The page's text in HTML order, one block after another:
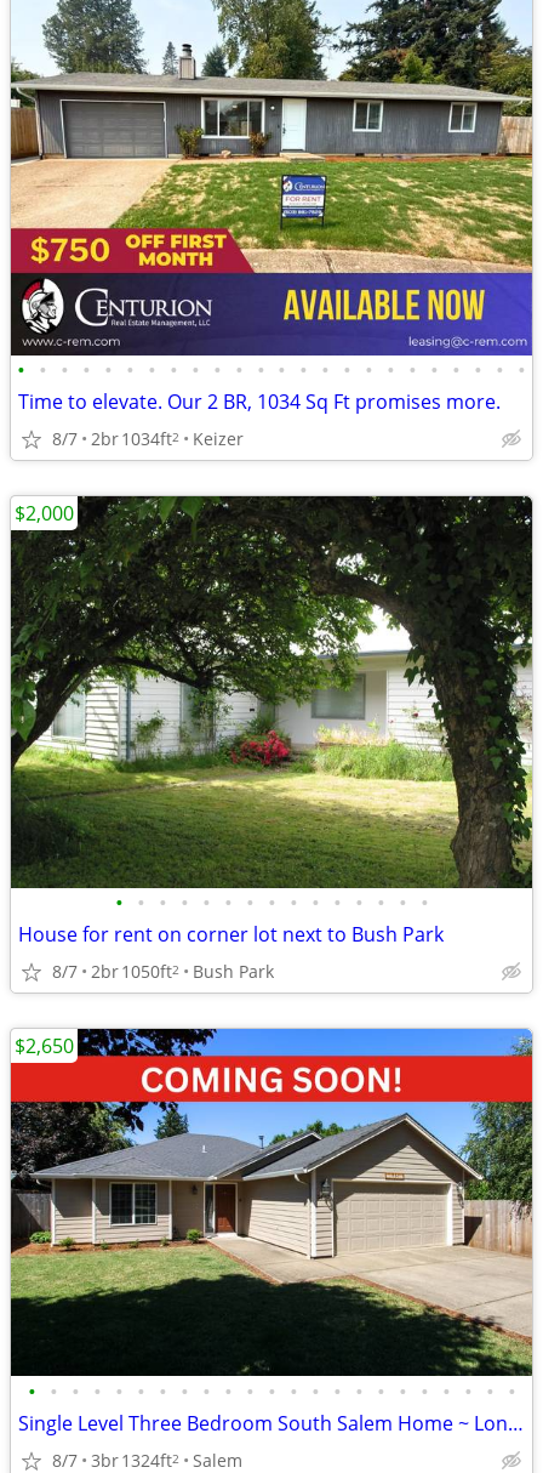
• • • • • • • • • • • • • • • • • • • • • • • •
Time to elevate. Our 2 BR, 1034 Sq Ft promises more.
8/7 2br1034ft2 Keizer
• • • • • • • • • • • • • • •
House for rent on corner lot next to Bush Park
8/7 2br1050ft2 Bush Park
$2,000
• • • • • • • • • • • • • • • • • • • • • • •
Single Level Three Bedroom South Salem Home ~ Lone Oak 3882
8/7 3br1324ft2 Salem
$2,650